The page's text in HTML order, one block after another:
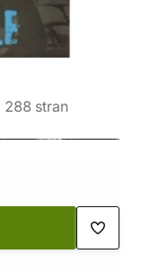
288 stran